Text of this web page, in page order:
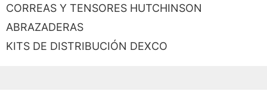
CORREAS Y TENSORES HUTCHINSON
ABRAZADERAS
KITS DE DISTRIBUCIÓN DEXCO